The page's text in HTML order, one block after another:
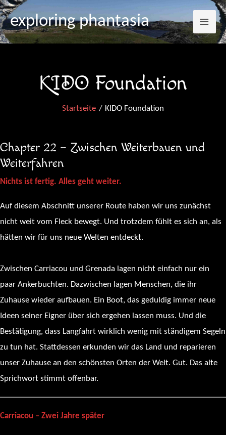
Zum
Inhalt
springen
exploring phantasia
KIDO Foundation
Startseite KIDO Foundation
Chapter 22 – Zwischen Weiterbauen und
Weiterfahren
Nichts ist fertig. Alles geht weiter.
Auf diesem Abschnitt unserer Route haben wir uns zunächst
nicht weit vom Fleck bewegt. Und trotzdem fühlt es sich an, als
hätten wir für uns neue Welten entdeckt.
Zwischen Carriacou und Grenada lagen nicht einfach nur ein
paar Ankerbuchten. Dazwischen lagen Menschen, die ihr
Zuhause wieder aufbauen. Ein Boot, das geduldig immer neue
Ideen seiner Eigner über sich ergehen lassen muss. Und die
Bestätigung, dass Langfahrt wirklich wenig mit ständigem Segeln
zu tun hat. Stattdessen erkunden wir das Land und reparieren
unser Zuhause an den schönsten Orten der Welt. Gut. Das alte
Sprichwort stimmt offenbar.
Carriacou – Zwei Jahre später